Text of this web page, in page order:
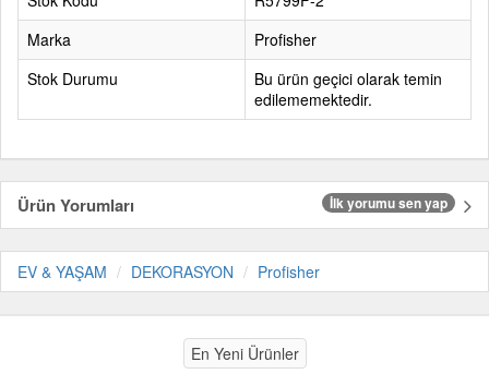
Marka
Profisher
Stok Durumu
Bu ürün geçici olarak temin
edilememektedir.
Ürün Yorumları İlk yorumu sen yap
EV & YAŞAM DEKORASYON Profisher
En Yeni Ürünler